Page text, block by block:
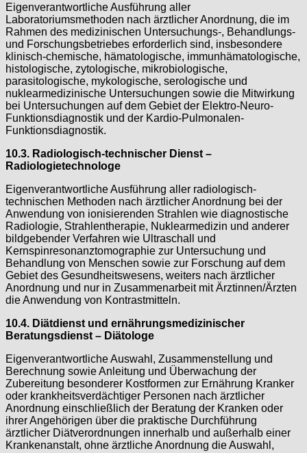
Eigenverantwortliche Ausführung aller
Laboratoriumsmethoden nach ärztlicher Anordnung, die im
Rahmen des medizinischen Untersuchungs-, Behandlungs-
und Forschungsbetriebes erforderlich sind, insbesondere
klinisch-chemische, hämatologische, immunhämatologische,
histologische, zytologische, mikrobiologische,
parasitologische, mykologische, serologische und
nuklearmedizinische Untersuchungen sowie die Mitwirkung
bei Untersuchungen auf dem Gebiet der Elektro-Neuro-
Funktionsdiagnostik und der Kardio-Pulmonalen-
Funktionsdiagnostik.
10.3. Radiologisch-technischer Dienst –
Radiologietechnologe
Eigenverantwortliche Ausführung aller radiologisch-
technischen Methoden nach ärztlicher Anordnung bei der
Anwendung von ionisierenden Strahlen wie diagnostische
Radiologie, Strahlentherapie, Nuklearmedizin und anderer
bildgebender Verfahren wie Ultraschall und
Kernspinresonanztomographie zur Untersuchung und
Behandlung von Menschen sowie zur Forschung auf dem
Gebiet des Gesundheitswesens, weiters nach ärztlicher
Anordnung und nur in Zusammenarbeit mit Ärztinnen/Ärzten
die Anwendung von Kontrastmitteln.
10.4. Diätdienst und ernährungsmedizinischer
Beratungsdienst – Diätologe
Eigenverantwortliche Auswahl, Zusammenstellung und
Berechnung sowie Anleitung und Überwachung der
Zubereitung besonderer Kostformen zur Ernährung Kranker
oder krankheitsverdächtiger Personen nach ärztlicher
Anordnung einschließlich der Beratung der Kranken oder
ihrer Angehörigen über die praktische Durchführung
ärztlicher Diätverordnungen innerhalb und außerhalb einer
Krankenanstalt, ohne ärztliche Anordnung die Auswahl,